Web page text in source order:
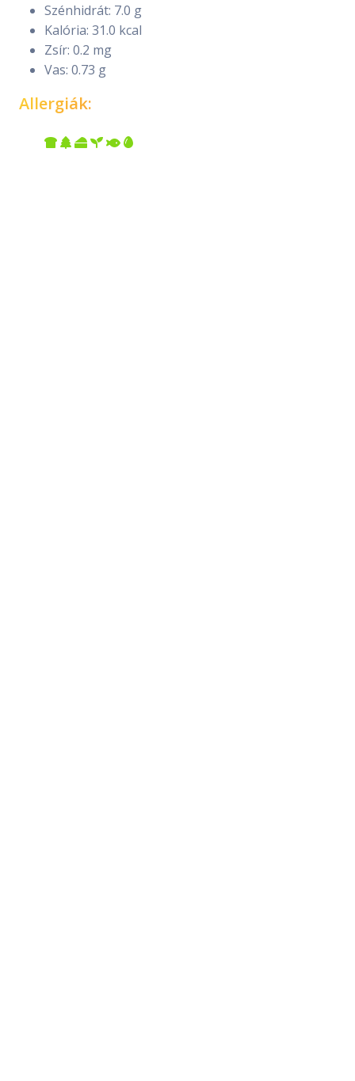
Szénhidrát: 7.0 g
Kalória: 31.0 kcal
Zsír: 0.2 mg
Vas: 0.73 g
Allergiák: